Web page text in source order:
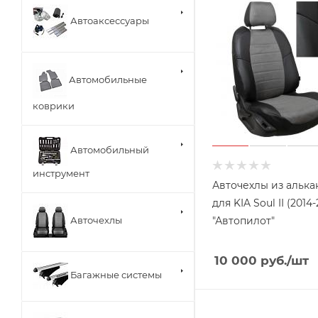
Авточехлы из
для KIA Soul II (2014-
"Автопилот"
10 000 руб./шт
Автоаксессуары
Автомобильные
коврики
Автомобильный
инструмент
Авточехлы
Багажные системы